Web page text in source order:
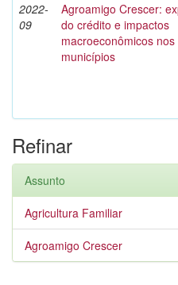
2022-
09
Agroamigo Crescer:
do crédito e impactos
macroeconômicos nos
municípios
Refinar
Assunto
Agricultura Familiar
Agroamigo Crescer